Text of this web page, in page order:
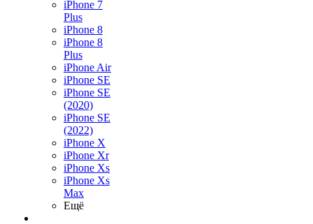
iPhone 7
Plus
iPhone 8
iPhone 8
Plus
iPhone Air
iPhone SE
iPhone SE
(2020)
iPhone SE
(2022)
iPhone X
iPhone Xr
iPhone Xs
iPhone Xs
Max
Ещё